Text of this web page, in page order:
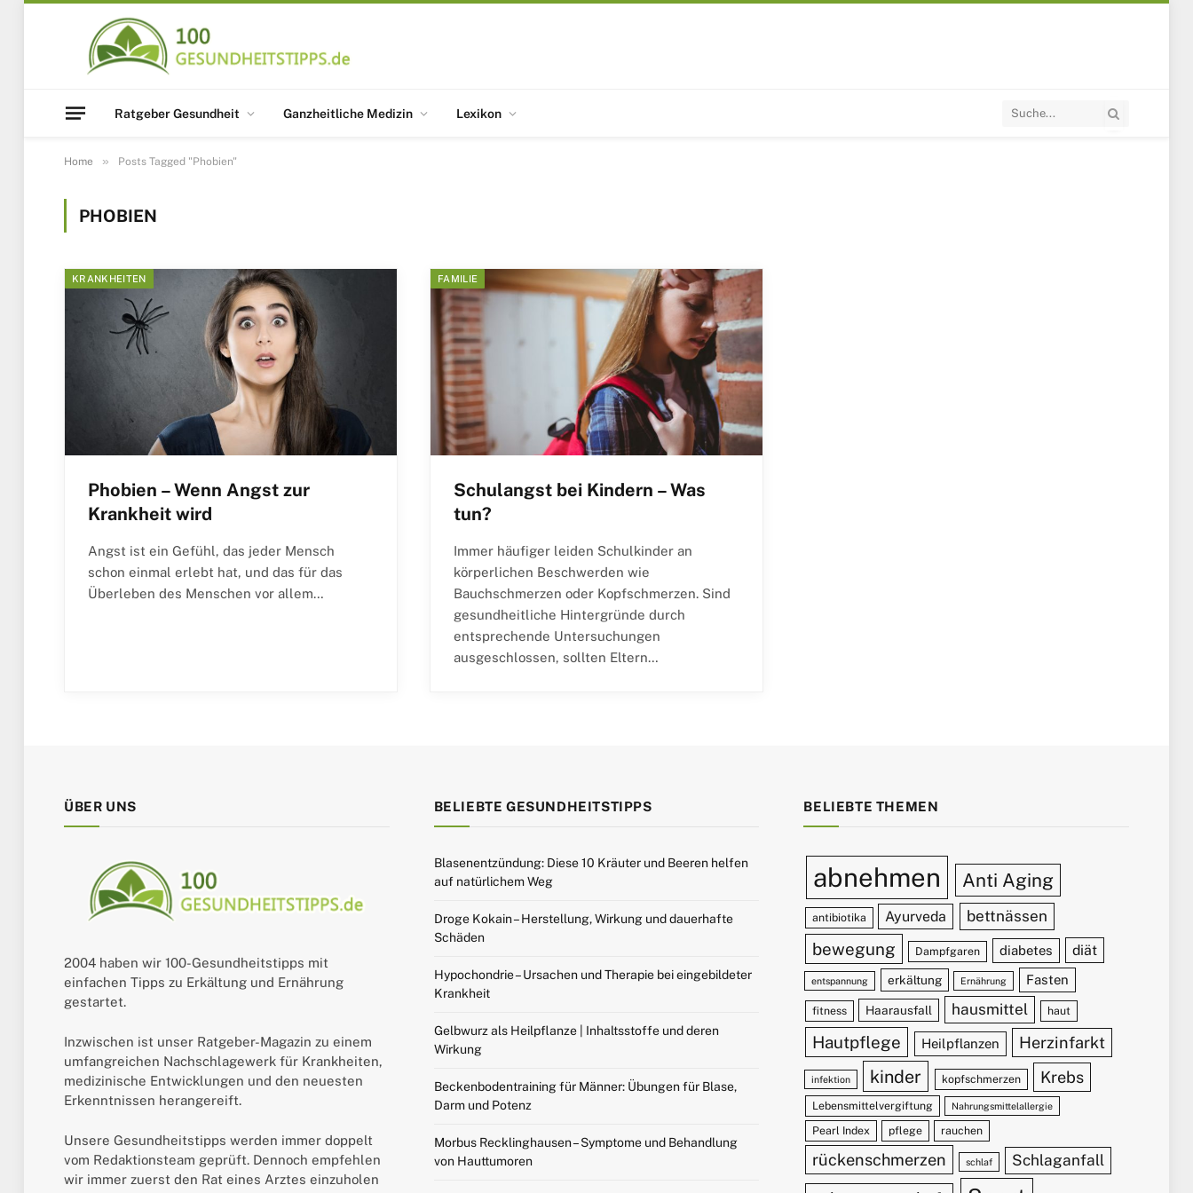
Ratgeber Gesundheit Ganzheitliche Medizin Lexikon
Home » Posts Tagged "Phobien"
PHOBIEN
KRANKHEITEN
Phobien – Wenn Angst zur
Krankheit wird
Angst ist ein Gefühl, das jeder Mensch
schon einmal erlebt hat, und das für das
Überleben des Menschen vor allem…
FAMILIE
Schulangst bei Kindern – Was
tun?
Immer häufiger leiden Schulkinder an
körperlichen Beschwerden wie
Bauchschmerzen oder Kopfschmerzen. Sind
gesundheitliche Hintergründe durch
entsprechende Untersuchungen
ausgeschlossen, sollten Eltern…
ÜBER UNS
2004 haben wir 100-Gesundheitstipps mit
einfachen Tipps zu Erkältung und Ernährung
gestartet.
Inzwischen ist unser Ratgeber-Magazin zu einem
umfangreichen Nachschlagewerk für Krankheiten,
medizinische Entwicklungen und den neuesten
Erkenntnissen herangereift.
Unsere Gesundheitstipps werden immer doppelt
vom Redaktionsteam geprüft. Dennoch empfehlen
wir immer zuerst den Rat eines Arztes einzuholen
BELIEBTE GESUNDHEITSTIPPS
Blasenentzündung: Diese 10 Kräuter und Beeren helfen
auf natürlichem Weg
Droge Kokain – Herstellung, Wirkung und dauerhafte
Schäden
Hypochondrie – Ursachen und Therapie bei eingebildeter
Krankheit
Gelbwurz als Heilpflanze | Inhaltsstoffe und deren
Wirkung
Beckenbodentraining für Männer: Übungen für Blase,
Darm und Potenz
Morbus Recklinghausen – Symptome und Behandlung
von Hauttumoren
BELIEBTE THEMEN
abnehmen Anti Aging
antibiotika Ayurveda bettnässen
bewegung Dampfgaren diabetes diät
entspannung erkältung Ernährung Fasten
fitness Haarausfall hausmittel haut
Hautpflege Heilpflanzen Herzinfarkt
infektion kinder kopfschmerzen Krebs
Lebensmittelvergiftung Nahrungsmittelallergie
Pearl Index pflege rauchen
rückenschmerzen schlaf Schlaganfall